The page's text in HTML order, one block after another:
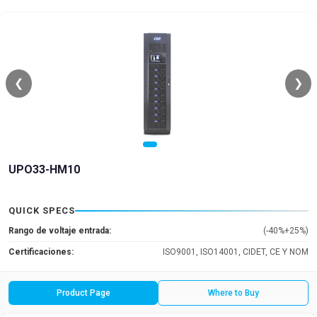
❮ ❯
UPO33-HM10
QUICK SPECS
Rango de voltaje entrada: (-40%+25%)
Certificaciones: ISO9001, ISO14001, CIDET, CE Y NOM
Product Page Where to Buy